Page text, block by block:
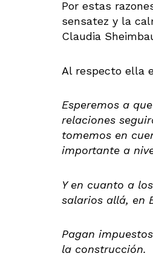
Por estas
sensatez y la
Claudia
Al respecto ella
Esperemos a
relaciones
tomemos en
importante a
Y en cuanto a
salarios allá, en
Pagan
la construcción.